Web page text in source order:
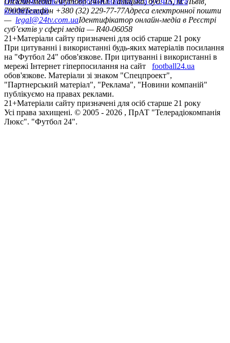
конференцій
79008Телефон +380 (32) 229-77-77Адреса електронної пошти
— legal@24tv.com.uaІдентифікатор онлайн-медіа в Реєстрі
суб’єктів у сфері медіа — R40-06058
21+Матеріали сайту призначені для осіб старше 21 року
При цитуванні і використанні будь-яких матеріалів посилання
на "Футбол 24" обов'язкове. При цитуванні і використанні в
мережі Інтернет гіперпосилання на сайт
football24.ua
обов'язкове. Матеріали зі знаком "Спецпроект",
"Партнерський матеріал", "Реклама", "Новини компаній"
публікуємо на правах реклами.
21+Матеріали сайту призначені для осіб старше 21 року
Усi права захищенi. © 2005 - 2026 , ПрАТ "Телерадіокомпанія
Люкс". "Футбол 24".